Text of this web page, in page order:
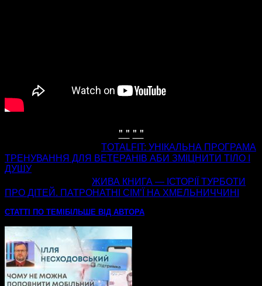
" " " "
TOTALFIT: УНІКАЛЬНА ПРОГРАМА
ТРЕНУВАННЯ ДЛЯ ВЕТЕРАНІВ АБИ ЗМІЦНИТИ ТІЛО І
ДУШУ
ЖИВА КНИГА — ІСТОРІЇ ТУРБОТИ
ПРО ДІТЕЙ. ПАТРОНАТНІ СІМ’Ї НА ХМЕЛЬНИЧЧИНІ
СТАТТІ ПО ТЕМІ БІЛЬШЕ ВІД АВТОРА